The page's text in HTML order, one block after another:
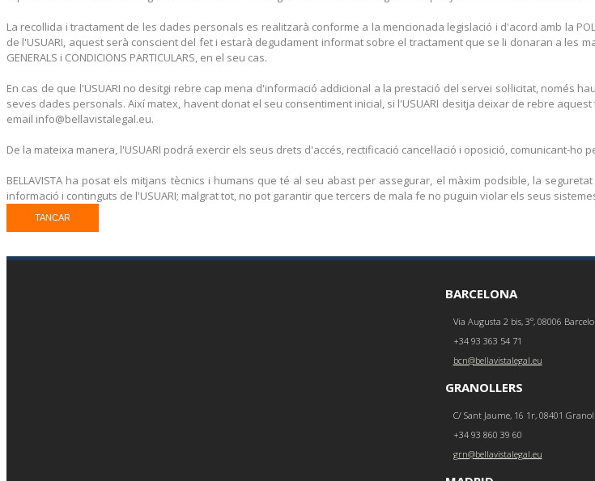
La recollida i tractament de les dades personals es realitzarà conforme a la mencionada legislació i d'acord amb la
de l'USUARI, aquest serà conscient del fet i estarà degudament informat sobre el tractament que se li donaran a les
GENERALS i CONDICIONS PARTICULARS, en el seu cas.
En cas de que l'USUARI no desitgi rebre cap mena d'informació addicional a la prestació del servei sol·licitat, només
seves dades personals. Així matex, havent donat el seu consentiment inicial, si l'USUARI desitja deixar de rebre
email info@bellavistalegal.eu.
De la mateixa manera, l'USUARI podrá exercir els seus drets d'accés, rectificació cancel·lació i oposició, comunicant-ho
BELLAVISTA ha posat els mitjans tècnics i humans que té al seu abast per assegurar, el màxim podsible, la
informació i continguts de l'USUARI; malgrat tot, no pot garantir que tercers de mala fe no puguin violar els seus
TANCAR
BARCELONA
Via Augusta 2 bis, 3º, 08006
+34 93 363 54 71
bcn@bellavistalegal.eu
GRANOLLERS
C/ Sant Jaume, 16 1r, 08401
+34 93 860 39 60
grn@bellavistalegal.eu